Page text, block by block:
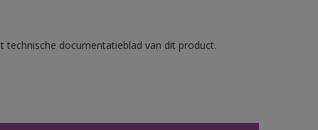
documentatieblad van dit product.